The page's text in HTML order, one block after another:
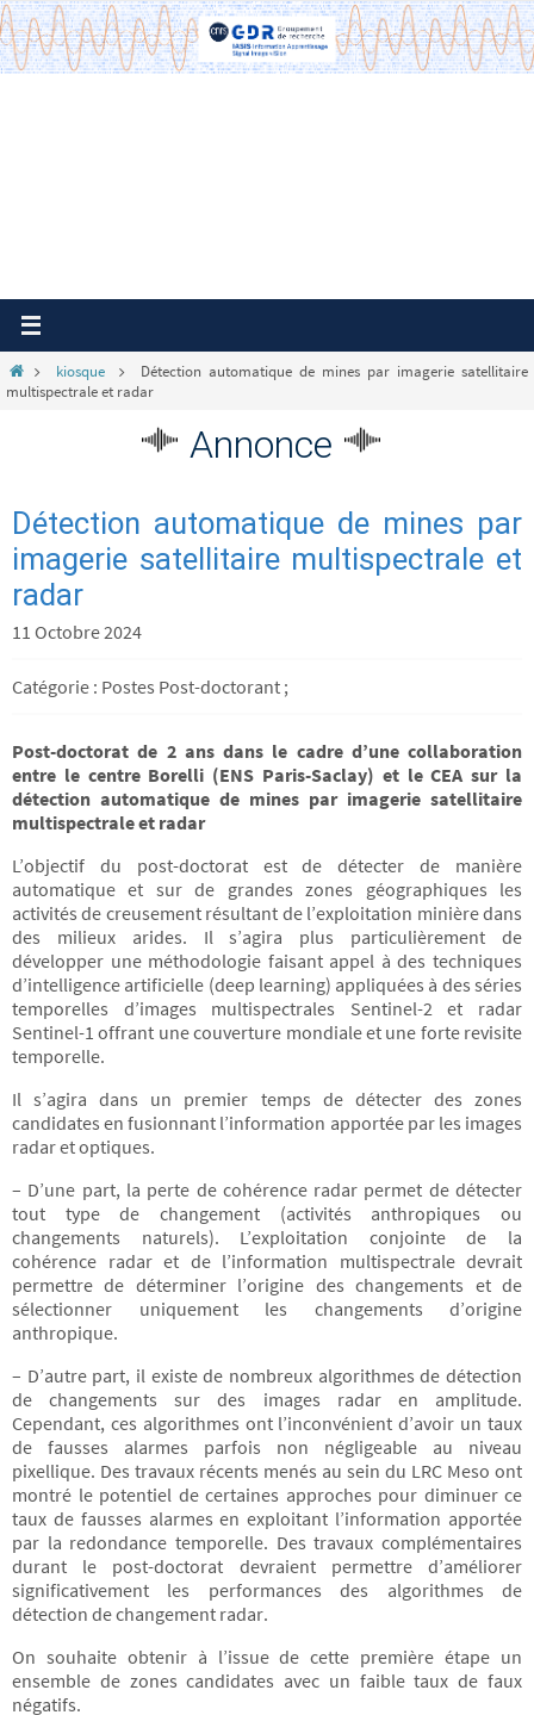
Passer
vers
le
Homekiosque
Détection automatique de mines par imagerie satellitaire
multispectrale et radar
Annonce
Détection automatique de mines par
imagerie satellitaire multispectrale et
radar
11 Octobre 2024
Catégorie : Postes Post-doctorant ;
Post-doctorat de 2 ans dans le cadre d’une collaboration
entre le centre Borelli (ENS Paris-Saclay) et le CEA sur la
détection automatique de mines par imagerie satellitaire
multispectrale et radar
L’objectif du post-doctorat est de détecter de manière
automatique et sur de grandes zones géographiques les
activités de creusement résultant de l’exploitation minière dans
des milieux arides. Il s’agira plus particulièrement de
développer une méthodologie faisant appel à des techniques
d’intelligence artificielle (deep learning) appliquées à des séries
temporelles d’images multispectrales Sentinel-2 et radar
Sentinel-1 offrant une couverture mondiale et une forte revisite
temporelle.
Il s’agira dans un premier temps de détecter des zones
candidates en fusionnant l’information apportée par les images
radar et optiques.
– D’une part, la perte de cohérence radar permet de détecter
tout type de changement (activités anthropiques ou
changements naturels). L’exploitation conjointe de la
cohérence radar et de l’information multispectrale devrait
permettre de déterminer l’origine des changements et de
sélectionner uniquement les changements d’origine
anthropique.
– D’autre part, il existe de nombreux algorithmes de détection
de changements sur des images radar en amplitude.
Cependant, ces algorithmes ont l’inconvénient d’avoir un taux
de fausses alarmes parfois non négligeable au niveau
pixellique. Des travaux récents menés au sein du LRC Meso ont
montré le potentiel de certaines approches pour diminuer ce
taux de fausses alarmes en exploitant l’information apportée
par la redondance temporelle. Des travaux complémentaires
durant le post-doctorat devraient permettre d’améliorer
significativement les performances des algorithmes de
détection de changement radar.
On souhaite obtenir à l’issue de cette première étape un
ensemble de zones candidates avec un faible taux de faux
négatifs.